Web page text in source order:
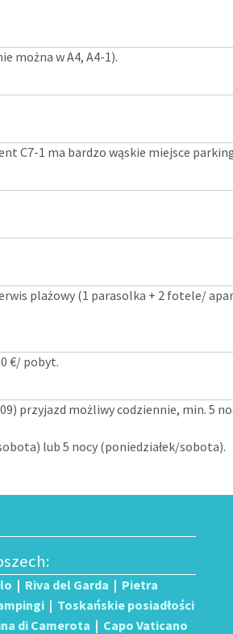
można w A4, A4-1).
C7-1 ma bardzo wąskie miejsce
plażowy (1 parasolka + 2 fotele/
€/ pobyt.
przyjazd możliwy codziennie, min. 5
lub 5 nocy (poniedziałek/sobota).
| Riva del Garda | Pietra
| Toskańskie posiadłości
di Camerota | Capo Vaticano